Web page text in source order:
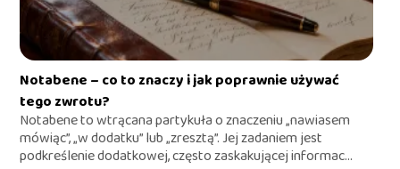
Notabene – co to znaczy i jak poprawnie używać
tego zwrotu?
Notabene to wtrącana partykuła o znaczeniu „nawiasem
mówiąc”, „w dodatku” lub „zresztą”. Jej zadaniem jest
podkreślenie dodatkowej, często zaskakującej informac...